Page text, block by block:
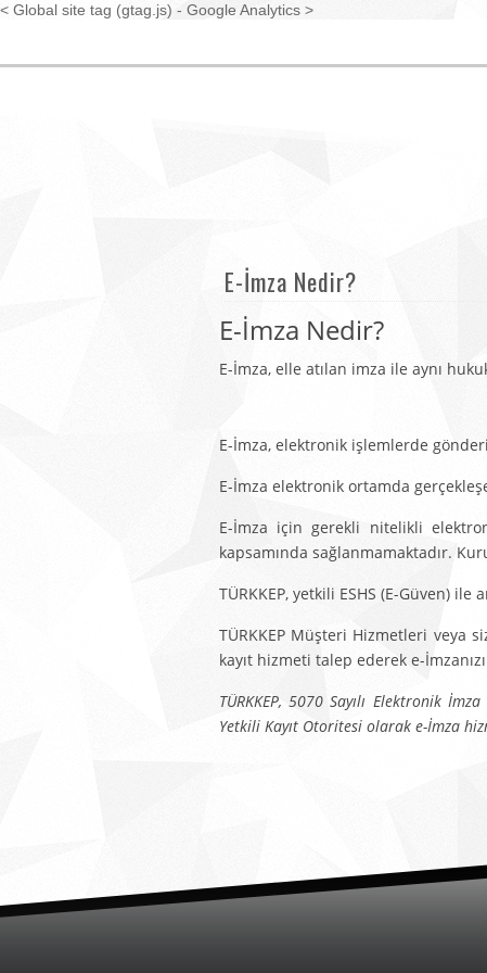
< Global site tag (gtag.js) - Google Analytics >
E-İmza Nedir?
E-İmza
E-İmza, elle atılan imza ile aynı
E-İmza, elektronik işlemlerde
E-İmza elektronik ortamda
E-İmza için gerekli nitelikli
kapsamında sağlanmamaktadır.
TÜRKKEP, yetkili ESHS (E-Güven)
TÜRKKEP Müşteri Hizmetleri veya
kayıt hizmeti talep ederek e-
TÜRKKEP, 5070 Sayılı Elektronik
Yetkili Kayıt Otoritesi olarak e-İmza